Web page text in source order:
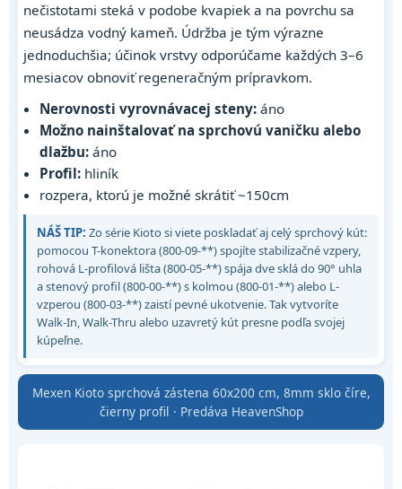
nečistotami steká v podobe kvapiek a na povrchu sa
neusádza vodný kameň. Údržba je tým výrazne
jednoduchšia; účinok vrstvy odporúčame každých 3–6
mesiacov obnoviť regeneračným prípravkom.
Nerovnosti vyrovnávacej steny: áno
Možno nainštalovať na sprchovú vaničku alebo
dlažbu: áno
Profil: hliník
rozpera, ktorú je možné skrátiť ~150cm
NÁŠ TIP: Zo série Kioto si viete poskladať aj celý sprchový kút:
pomocou T-konektora (800-09-**) spojíte stabilizačné vzpery,
rohová L-profilová lišta (800-05-**) spája dve sklá do 90° uhla
a stenový profil (800-00-**) s kolmou (800-01-**) alebo L-
vzperou (800-03-**) zaistí pevné ukotvenie. Tak vytvoríte
Walk-In, Walk-Thru alebo uzavretý kút presne podľa svojej
kúpeľne.
Mexen Kioto sprchová zástena 60x200 cm, 8mm sklo číre,
čierny profil · Predáva HeavenShop